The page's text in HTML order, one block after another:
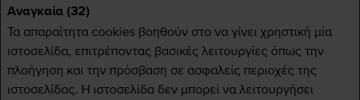
Αναγκαία (32)
Τα απαραίτητα cookies βοηθούν στο να γίνει χρηστική μία
ιστοσελίδα, επιτρέποντας βασικές λειτουργίες όπως την
πλοήγηση και την πρόσβαση σε ασφαλείς περιοχές της
ιστοσελίδας. Η ιστοσελίδα δεν μπορεί να λειτουργήσει